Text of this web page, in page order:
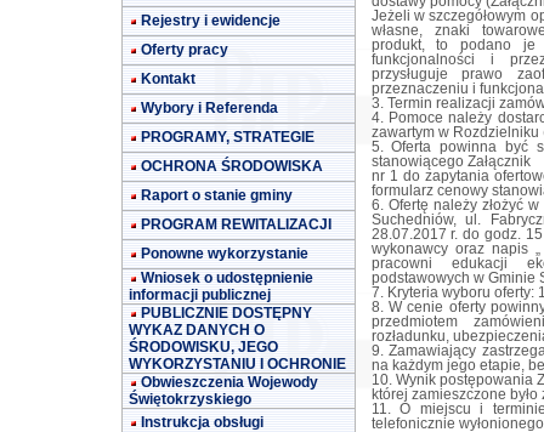
Rejestry i ewidencje
Oferty pracy
Kontakt
Wybory i Referenda
PROGRAMY, STRATEGIE
OCHRONA ŚRODOWISKA
Raport o stanie gminy
PROGRAM REWITALIZACJI
Ponowne wykorzystanie
Wniosek o udostępnienie
informacji publicznej
PUBLICZNIE DOSTĘPNY
WYKAZ DANYCH O
ŚRODOWISKU, JEGO
WYKORZYSTANIU I OCHRONIE
Obwieszczenia Wojewody
Świętokrzyskiego
Instrukcja obsługi
Jeżeli w szczegółowym
własne, znaki
produkt, to podano je
funkcjonalności i
przysługuje prawo
przeznaczeniu i
3. Termin realizacji
4. Pomoce należy
zawartym w Rozdzielniku
5. Oferta powinna być
stanowiącego Załącznik
nr 1 do zapytania
formularz cenowy
6. Ofertę należy złożyć
Suchedniów, ul.
28.07.2017 r. do godz.
wykonawcy oraz napis
pracowni edukacji
podstawowych w Gminie
7. Kryteria wyboru oferty:
8. W cenie oferty
przedmiotem
rozładunku,
9. Zamawiający
na każdym jego etapie,
10. Wynik postępowania
której zamieszczone
11. O miejscu i
telefonicznie